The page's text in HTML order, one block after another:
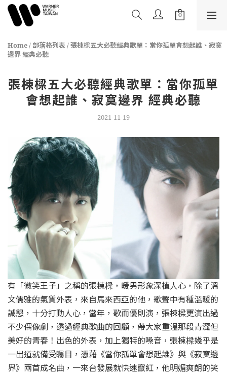
Home/ 部落格列表 /張棟樑五大必聽經典歌單：當你孤單會想起誰、寂寞
邊界 經典必聽
張棟樑五大必聽經典歌單：當你孤單
會想起誰、寂寞邊界 經典必聽
2021-11-19
有「微笑王子」之稱的張棟樑，暖男形象深植人心，除了溫
文儒雅的氣質外表，來自馬來西亞的他，歌聲中有種溫暖的
誠懇，十分打動人心，當年，歌而優則演，張棟樑更演出過
不少偶像劇，透過經典歌曲的回顧，帶大家重溫那段青澀但
美好的青春！出色的外表，加上獨特的嗓音，張棟樑幾乎是
一出道就備受矚目，憑藉《當你孤單會想起誰》與《寂寞邊
界》兩首成名曲，一來台發展就快速竄紅，他明媚爽朗的笑